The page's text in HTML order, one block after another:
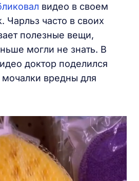
видео в своем
Чарльз часто в своих
полезные вещи,
могли не знать. В
доктор поделился
вредны для